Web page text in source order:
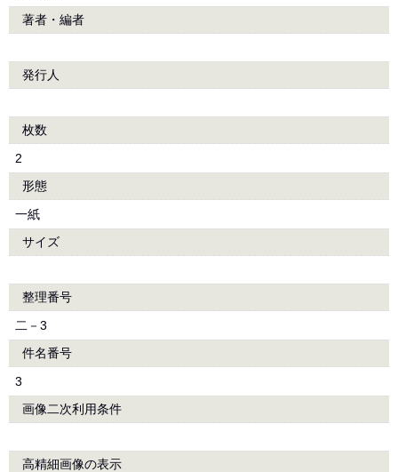
著者・編者
発行人
枚数
2
形態
一紙
サイズ
整理番号
二－3
件名番号
3
画像二次利用条件
高精細画像の表示